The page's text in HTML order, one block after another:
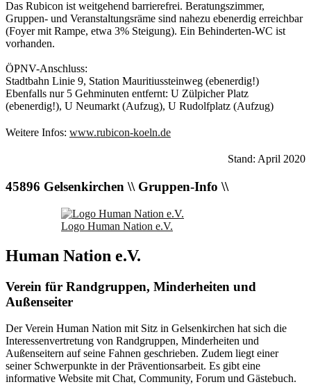
Das Rubicon ist weitgehend barrierefrei. Beratungszimmer,
Gruppen- und Veranstaltungsräme sind nahezu ebenerdig erreichbar
(Foyer mit Rampe, etwa 3% Steigung). Ein Behinderten-WC ist
vorhanden.
ÖPNV-Anschluss:
Stadtbahn Linie 9, Station Mauritiussteinweg (ebenerdig!)
Ebenfalls nur 5 Gehminuten entfernt: U Zülpicher Platz
(ebenerdig!), U Neumarkt (Aufzug), U Rudolfplatz (Aufzug)
Weitere Infos: www.rubicon-koeln.de
Stand: April 2020
45896 Gelsenkirchen \\ Gruppen-Info \\
Logo Human Nation e.V.
Human Nation e.V.
Verein für Randgruppen, Minderheiten und
Außenseiter
Der Verein Human Nation mit Sitz in Gelsenkirchen hat sich die
Interessenvertretung von Randgruppen, Minderheiten und
Außenseitern auf seine Fahnen geschrieben. Zudem liegt einer
seiner Schwerpunkte in der Präventionsarbeit. Es gibt eine
informative Website mit Chat, Community, Forum und Gästebuch.